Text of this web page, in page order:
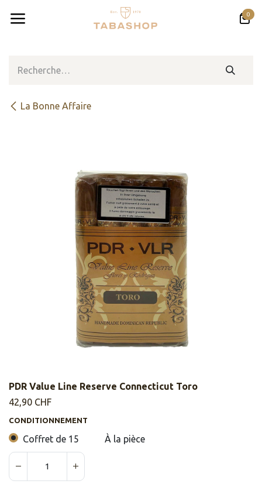
0
La Bonne Affaire
PDR Value Line Reserve Connecticut Toro
42,90 CHF
CONDITIONNEMENT
Coffret de 15 À la pièce